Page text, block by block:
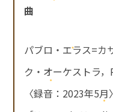
曲
パブロ・エラス=カ
ク・オーケストラ
〈録音：2023年5月〉